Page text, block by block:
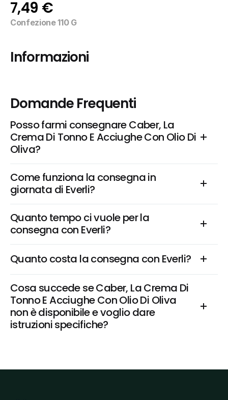
7,49 €
Confezione 110 G
Informazioni
Domande Frequenti
Posso farmi consegnare Caber, La
Crema Di Tonno E Acciughe Con Olio Di
Oliva?
Come funziona la consegna in
giornata di Everli?
Quanto tempo ci vuole per la
consegna con Everli?
Quanto costa la consegna con Everli?
Cosa succede se Caber, La Crema Di
Tonno E Acciughe Con Olio Di Oliva
non è disponibile e voglio dare
istruzioni specifiche?